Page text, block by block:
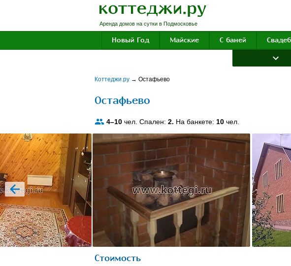
Аренда домов на сутки в Подмосковье
Новый Год Майские С баней
Коттеджи.ру → Остафьево
Остафьево
4–10 чел. Спален: 2. На банкете: 10 чел.
prev
Стоимость